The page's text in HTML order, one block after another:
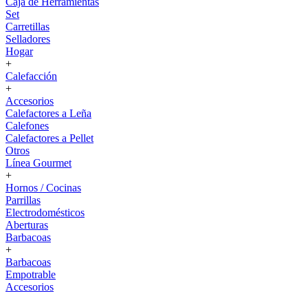
Set
Carretillas
Selladores
Hogar
+
Calefacción
+
Accesorios
Calefactores a Leña
Calefones
Calefactores a Pellet
Otros
Línea Gourmet
+
Hornos / Cocinas
Parrillas
Electrodomésticos
Aberturas
Barbacoas
+
Barbacoas
Empotrable
Accesorios